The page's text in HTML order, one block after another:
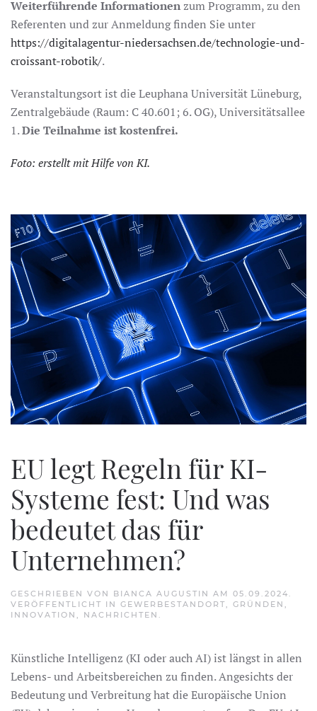
Weiterführende Informationenzum Programm, zu den
Referenten und zur Anmeldung finden Sie unter
https://digitalagentur-niedersachsen.de/technologie-und-
croissant-robotik/.
Veranstaltungsort ist die Leuphana Universität Lüneburg,
Zentralgebäude (Raum: C 40.601; 6. OG), Universitätsallee
1.Die Teilnahme ist kostenfrei.
Foto: erstellt mit Hilfe von KI.
EU legt Regeln für KI-
Systeme fest: Und was
bedeutet das für
Unternehmen?
GESCHRIEBEN VON BIANCA AUGUSTIN AM 05.09.2024
VERÖFFENTLICHT IN GEWERBESTANDORT GRÜNDEN
INNOVATION
NACHRICHTEN
Künstliche Intelligenz (KI oder auch AI) ist längst in allen
Lebens- und Arbeitsbereichen zu finden. Angesichts der
Bedeutung und Verbreitung hat die Europäische Union